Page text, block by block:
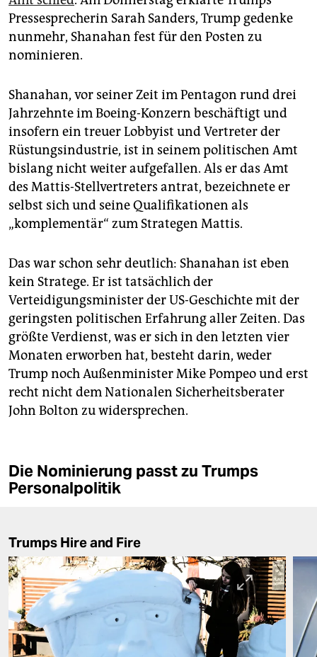
Pressesprecherin Sarah Sanders, Trump gedenke
nunmehr, Shanahan fest für den Posten zu
nominieren.
Shanahan, vor seiner Zeit im Pentagon rund drei
Jahrzehnte im Boeing-Konzern beschäftigt und
insofern ein treuer Lobbyist und Vertreter der
Rüstungsindustrie, ist in seinem politischen Amt
bislang nicht weiter aufgefallen. Als er das Amt
des Mattis-Stellvertreters antrat, bezeichnete er
selbst sich und seine Qualifikationen als
„komplementär“ zum Strategen Mattis.
Das war schon sehr deutlich: Shanahan ist eben
kein Stratege. Er ist tatsächlich der
Verteidigungsminister der US-Geschichte mit der
geringsten politischen Erfahrung aller Zeiten. Das
größte Verdienst, was er sich in den letzten vier
Monaten erworben hat, besteht darin, weder
Trump noch Außenminister Mike Pompeo und erst
recht nicht dem Nationalen Sicherheitsberater
John Bolton zu widersprechen.
Die Nominierung passt zu Trumps
Personalpolitik
Trumps Hire and Fire